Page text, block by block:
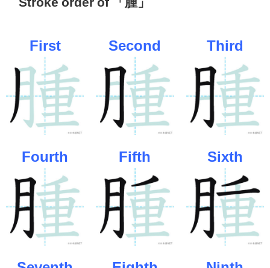
First Second Third
Fourth Fifth Sixth